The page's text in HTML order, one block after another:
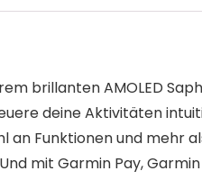
brillanten AMOLED
deine Aktivitäten
an Funktionen und mehr
mit Garmin Pay,